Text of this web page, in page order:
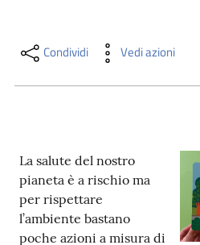
Casa
Piani
Condividi Vedi azioni
La salute del nostro
pianeta è a rischio ma
per rispettare
l’ambiente bastano
poche azioni a misura di